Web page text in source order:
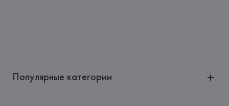
Страна происхождения товара:
Популярные категории